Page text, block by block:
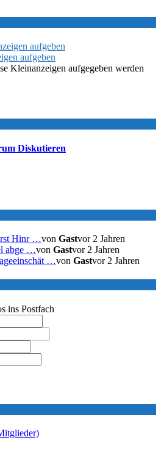
aufgeben
Kleinanzeigen aufgegeben werden
Diskutieren
Hinr …von Gastvor 2 Jahren
abge …von Gastvor 2 Jahren
…von Gastvor 2 Jahren
ins Postfach